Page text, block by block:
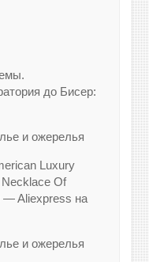
до Бисер:
Luxury
Of
— Aliexpress на